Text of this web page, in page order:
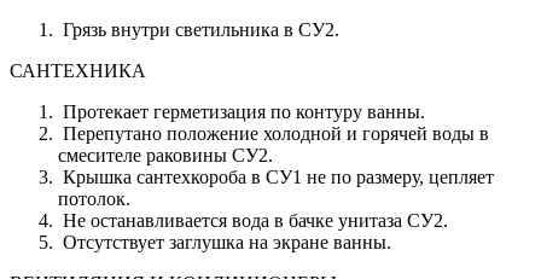
Грязь внутри светильника в СУ2.
САНТЕХНИКА
Протекает герметизация по контуру ванны.
Перепутано положение холодной и горячей воды в
смесителе раковины СУ2.
Крышка сантехкороба в СУ1 не по размеру, цепляет
потолок.
Не останавливается вода в бачке унитаза СУ2.
Отсутствует заглушка на экране ванны.